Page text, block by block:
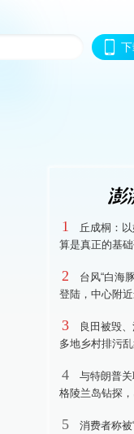
1
丘成桐：
算是真正的基
2
台风“白海
登陆，中心附
3
良田被毁
多地乡村排污
4
与特朗普
格陵兰岛钻探
5
消费者称被